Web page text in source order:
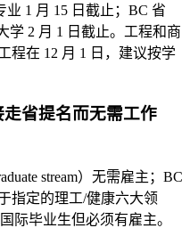
1 月 15 日截止；BC 省
学 2 月 1 日截止。工程和商
程在 12 月 1 日，建议按学
省提名而无需工作
stream）无需雇主；BC
指定的理工/健康六大领
际毕业生但必须有雇主。